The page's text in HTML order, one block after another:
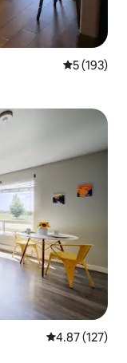
平均评分 5
5 (193)
平均评分 4.87
4.87 (127)